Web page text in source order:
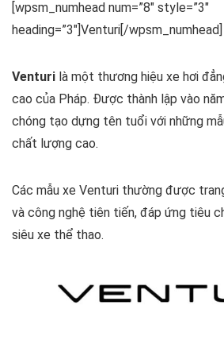
[wpsm_numhead num=”8″ style=”3″
heading=”3″]Venturi[/wpsm_numhead]
Venturi là một thương hiệu xe hơi
cao của Pháp. Được thành lập vào
chóng tạo dựng tên tuổi với những
chất lượng cao.
Các mẫu xe Venturi thường được
và công nghệ tiên tiến, đáp ứng tiêu
siêu xe thể thao.